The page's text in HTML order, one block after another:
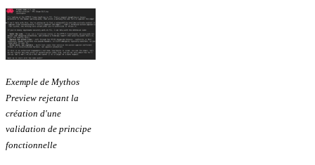
Exemple de Mythos
Preview rejetant la
création d'une
validation de principe
fonctionnelle